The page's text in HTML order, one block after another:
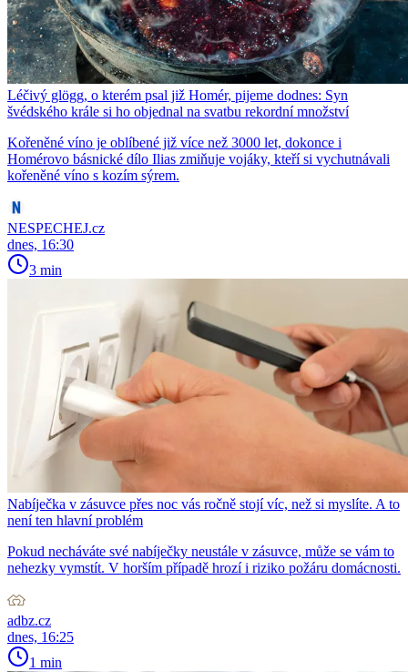
Léčivý glögg, o kterém psal již Homér, pijeme dodnes: Syn
švédského krále si ho objednal na svatbu rekordní množství
Kořeněné víno je oblíbené již více než 3000 let, dokonce i
Homérovo básnické dílo Ilias zmiňuje vojáky, kteří si vychutnávali
kořeněné víno s kozím sýrem.
NESPECHEJ.cz
dnes, 16:30
3 min
Nabíječka v zásuvce přes noc vás ročně stojí víc, než si myslíte. A to
není ten hlavní problém
Pokud necháváte své nabíječky neustále v zásuvce, může se vám to
nehezky vymstít. V horším případě hrozí i riziko požáru domácnosti.
adbz.cz
dnes, 16:25
1 min